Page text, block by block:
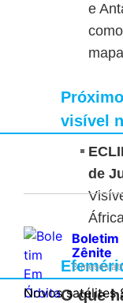
e
mapa
visível
de
O que
Boletim
Zênite
3 meses
Novos satélites